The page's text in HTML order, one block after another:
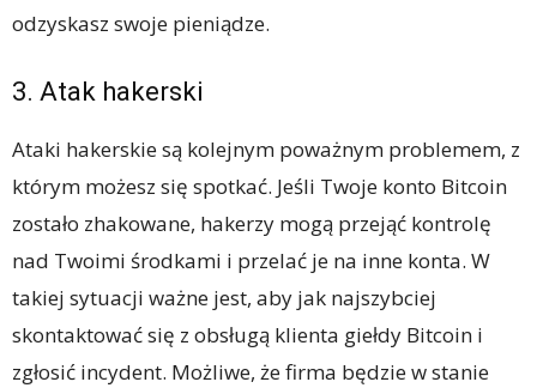
odzyskasz swoje pieniądze.
3. Atak hakerski
Ataki hakerskie są kolejnym poważnym problemem, z
którym możesz się spotkać. Jeśli Twoje konto Bitcoin
zostało zhakowane, hakerzy mogą przejąć kontrolę
nad Twoimi środkami i przelać je na inne konta. W
takiej sytuacji ważne jest, aby jak najszybciej
skontaktować się z obsługą klienta giełdy Bitcoin i
zgłosić incydent. Możliwe, że firma będzie w stanie